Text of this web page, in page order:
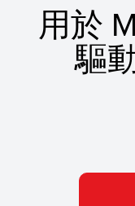
用於
驅